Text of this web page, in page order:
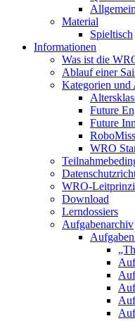
Material
Spieltisch
Informationen
Was ist die
Ablauf einer
Kategorien und
Future
Future
WRO
WRO-
Download
Lerndossiers
Aufgabenarchiv